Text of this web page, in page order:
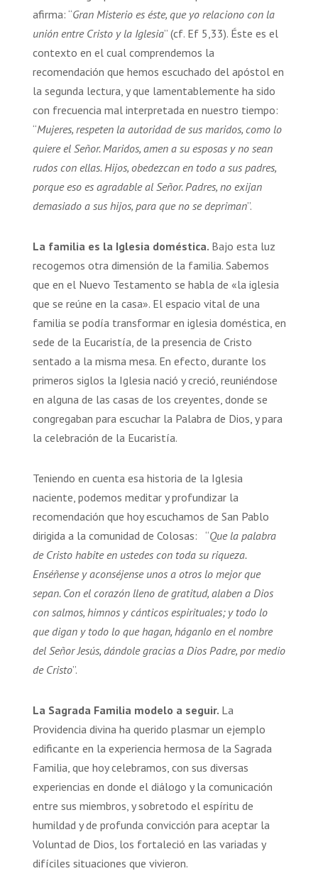
afirma: “Gran Misterio es éste, que yo relaciono con la
unión entre Cristo y la Iglesia” (cf. Ef 5,33). Éste es el
contexto en el cual comprendemos la
recomendación que hemos escuchado del apóstol en
la segunda lectura, y que lamentablemente ha sido
con frecuencia mal interpretada en nuestro tiempo:
“Mujeres, respeten la autoridad de sus maridos, como lo
quiere el Señor. Maridos, amen a su esposas y no sean
rudos con ellas. Hijos, obedezcan en todo a sus padres,
porque eso es agradable al Señor. Padres, no exijan
demasiado a sus hijos, para que no se depriman”.
La familia es la Iglesia doméstica. Bajo esta luz
recogemos otra dimensión de la familia. Sabemos
que en el Nuevo Testamento se habla de «la iglesia
que se reúne en la casa». El espacio vital de una
familia se podía transformar en iglesia doméstica, en
sede de la Eucaristía, de la presencia de Cristo
sentado a la misma mesa. En efecto, durante los
primeros siglos la Iglesia nació y creció, reuniéndose
en alguna de las casas de los creyentes, donde se
congregaban para escuchar la Palabra de Dios, y para
la celebración de la Eucaristía.
Teniendo en cuenta esa historia de la Iglesia
naciente, podemos meditar y profundizar la
recomendación que hoy escuchamos de San Pablo
dirigida a la comunidad de Colosas: “Que la palabra
de Cristo habite en ustedes con toda su riqueza.
Enséñense y aconséjense unos a otros lo mejor que
sepan. Con el corazón lleno de gratitud, alaben a Dios
con salmos, himnos y cánticos espirituales; y todo lo
que digan y todo lo que hagan, háganlo en el nombre
del Señor Jesús, dándole gracias a Dios Padre, por medio
de Cristo”.
La Sagrada Familia modelo a seguir. La
Providencia divina ha querido plasmar un ejemplo
edificante en la experiencia hermosa de la Sagrada
Familia, que hoy celebramos, con sus diversas
experiencias en donde el diálogo y la comunicación
entre sus miembros, y sobretodo el espíritu de
humildad y de profunda convicción para aceptar la
Voluntad de Dios, los fortaleció en las variadas y
difíciles situaciones que vivieron.